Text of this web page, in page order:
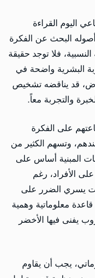
اليوم القراءة
البحث عن الفكرة
فلا توجد حقيقة
البشرية واضحة في
قد يناقضه تشخيص
والتجربة معاً.
على الفكرة
وتسهم الكثير من
المبنية أساس على
الأفراد، رغم
يسري الضرر على
معلوماتية وهمية
يفنى فيها الأخضر
يجب أن يقاوم